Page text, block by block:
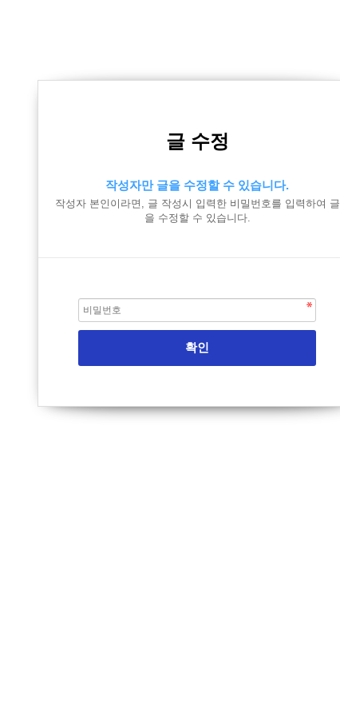
글 수정
작성자만 글을 수정할 수 있습니다.
작성자 본인이라면, 글 작성시 입력한 비밀번호를 입력하여 글
을 수정할 수 있습니다.